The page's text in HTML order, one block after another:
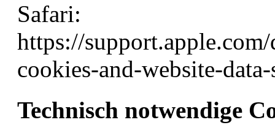
Safari:
https://
cookies-and-website-
Technisch notwendige